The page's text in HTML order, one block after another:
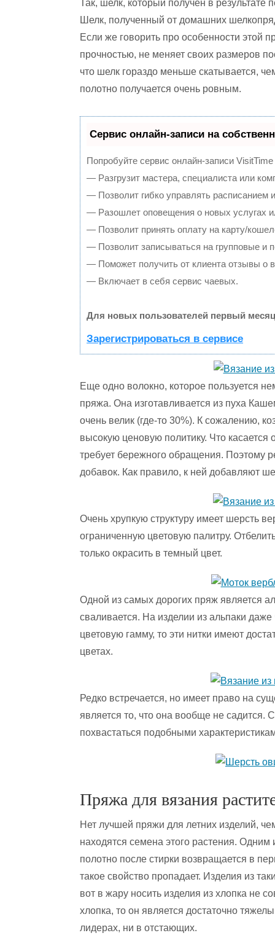
Так, шелк, который получен в
Шелк, полученный от домашних
Если же говорить про особенности этой
прочностью, не меняет своих размеров
что шелк гораздо меньше скатывается,
полотно получается очень ровным.
Сервис онлайн-записи на
Попробуйте сервис онлайн-записи
— Разгрузит мастера, специалиста или
— Позволит гибко управлять расписанием и
— Разошлет оповещения о новых услугах
— Позволит принять оплату на карту/
— Позволит записываться на групповые и
— Поможет получить от клиента отзывы о
— Включает в себя сервис чаевых.
Для новых пользователей первый
Зарегистрироваться в сервисе
Еще одно волокно, которое пользуется
пряжа. Она изготавливается из пуха
очень велик (где-то 30%). К сожалению,
высокую ценовую политику. Что
требует бережного обращения. Поэтому
добавок. Как правило, к ней добавляют
Очень хрупкую структуру имеет шерсть
ограниченную цветовую палитру.
только окрасить в темный цвет.
Одной из самых дорогих пряж является
сваливается. На изделии из альпаки
цветовую гамму, то эти нитки имеют
цветах.
Редко встречается, но имеет право на
является то, что она вообще не садится.
похвастаться подобными
Пряжа для вязания
Нет лучшей пряжи для летних изделий,
находятся семена этого растения. Одним
полотно после стирки возвращается в
такое свойство пропадает. Изделия из
вот в жару носить изделия из хлопка не
хлопка, то он является достаточно
лидерах, ни в отстающих.